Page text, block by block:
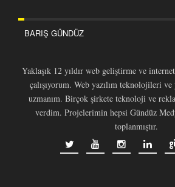
BARIŞ GÜNDÜZ
Yaklaşık 12 yıldır web geliştirme ve
çalışıyorum. Web yazılım teknolojileri
uzmanım. Birçok şirkete teknoloji ve
verdim. Projelerimin hepsi Gündüz
toplanmıştır.